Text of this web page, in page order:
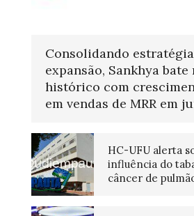
Consolidando
expansão, Sankhya
histórico com
em vendas de MRR em
HC-UFU alerta
influência do
câncer de